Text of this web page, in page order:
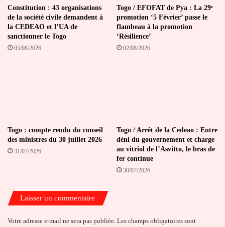
Constitution : 43 organisations
de la société civile demandent à
la CEDEAO et l’UA de
sanctionner le Togo
05/08/2026
Togo / EFOFAT de Pya : La 29ᵉ
promotion ‘5 Février’ passe le
flambeau à la promotion
‘Résilience’
02/08/2026
Togo : compte rendu du conseil
des ministres du 30 juillet 2026
31/07/2026
Togo / Arrêt de la Cedeao : Entre
déni du gouvernement et charge
au vitriol de l’Asvitto, le bras de
fer continue
30/07/2026
Laisser un commentaire
Votre adresse e-mail ne sera pas publiée. Les champs obligatoires sont